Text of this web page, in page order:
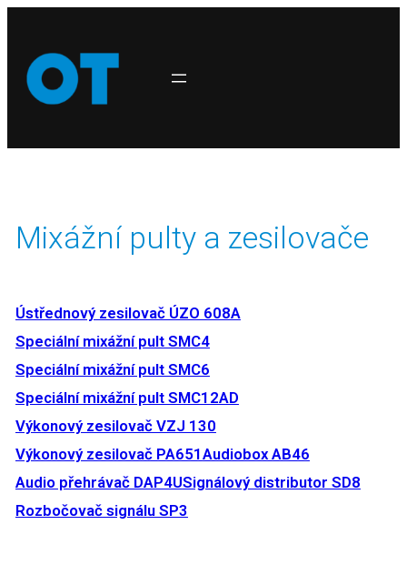
Mixážní pulty a zesilovače
Ústřednový zesilovač ÚZO 608A
Speciální mixážní pult SMC4
Speciální mixážní pult SMC6
Speciální mixážní pult SMC12AD
Výkonový zesilovač VZJ 130
Výkonový zesilovač PA651Audiobox AB46
Audio přehrávač DAP4USignálový distributor SD8
Rozbočovač signálu​ SP3